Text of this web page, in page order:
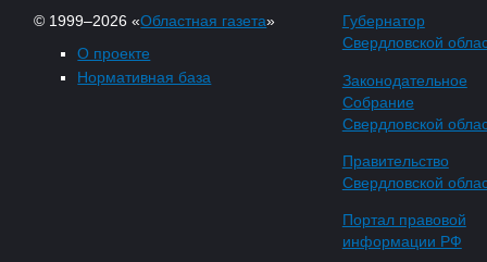
© 1999–2026 «Областная газета»
О проекте
Нормативная база
Губернатор
Свердловской
Законодательное
Собрание
Свердловской
Правительство
Свердловской
Портал правовой
информации РФ